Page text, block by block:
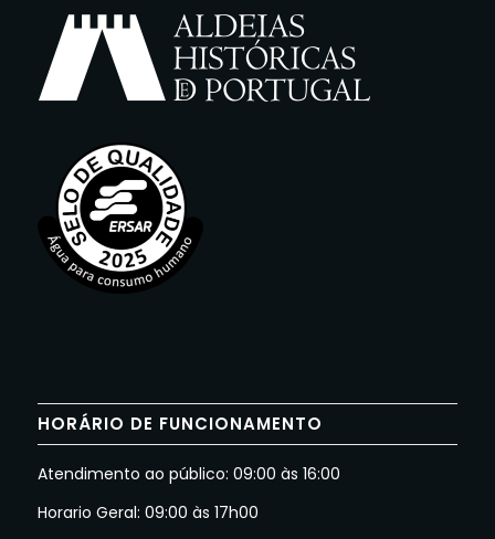
HORÁRIO DE FUNCIONAMENTO
Atendimento ao público: 09:00 às 16:00
Horario Geral: 09:00 às 17h00